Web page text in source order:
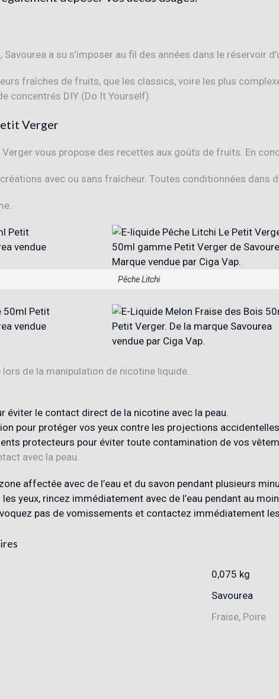
a su s’imposer au fil des années dans le réservoir
fraîches de fruits, que les classics, voire les plus
concentrés DIY (Do It Yourself).
Verger
vous propose des recettes aux goûts de fruits. En
avec ou sans fraîcheur. Toutes conditionnées dans
Pêche Litchi
lors de la manipulation de nicotine liquide.
éviter le contact direct de la nicotine avec la peau.
pour protéger vos yeux contre les projections
protecteurs pour éviter toute contamination de vos
avec la peau.
affectée avec de l’eau et du savon pendant plusieurs
yeux, rincez immédiatement avec de l’eau pendant au
pas de vomissements et contactez immédiatement
0,075 kg
Savourea
Fraise, Poire